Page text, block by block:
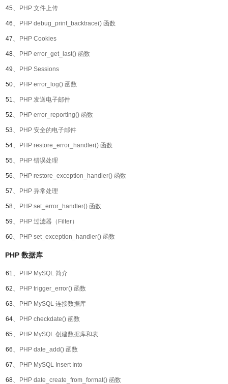
45、 PHP 文件上传
46、 PHP debug_print_backtrace() 函数
47、 PHP Cookies
48、 PHP error_get_last() 函数
49、 PHP Sessions
50、 PHP error_log() 函数
51、 PHP 发送电子邮件
52、 PHP error_reporting() 函数
53、 PHP 安全的电子邮件
54、 PHP restore_error_handler() 函数
55、 PHP 错误处理
56、 PHP restore_exception_handler() 函数
57、 PHP 异常处理
58、 PHP set_error_handler() 函数
59、 PHP 过滤器（Filter）
60、 PHP set_exception_handler() 函数
PHP 数据库
61、 PHP MySQL 简介
62、 PHP trigger_error() 函数
63、 PHP MySQL 连接数据库
64、 PHP checkdate() 函数
65、 PHP MySQL 创建数据库和表
66、 PHP date_add() 函数
67、 PHP MySQL Insert Into
68、 PHP date_create_from_format() 函数